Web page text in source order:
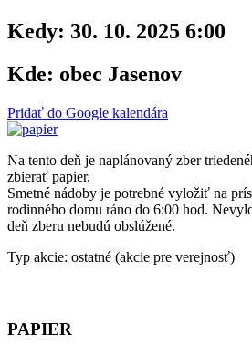
Kedy: 30. 10. 2025 6:00
Kde: obec Jasenov
Pridať do Google kalendára
Na tento deň je naplánovaný zber
zbierať papier.
Smetné nádoby je potrebné vyložiť na
rodinného domu ráno do 6:00 hod.
deň zberu nebudú obslúžené.
Typ akcie: ostatné (akcie pre verejnosť)
PAPIER